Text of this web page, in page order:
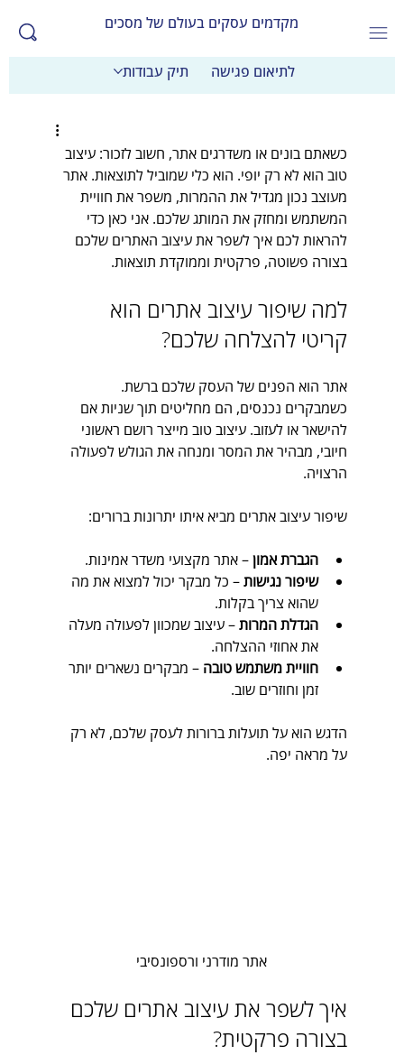
מקדמים עסקים בעולם של מסכים
לתיאום פגישה תיק עבודות
כשאתם בונים או משדרגים אתר, חשוב לזכור: עיצוב
טוב הוא לא רק יופי. הוא כלי שמוביל לתוצאות. אתר
מעוצב נכון מגדיל את ההמרות, משפר את חוויית
המשתמש ומחזק את המותג שלכם. אני כאן כדי
להראות לכם איך לשפר את עיצוב האתרים שלכם
בצורה פשוטה, פרקטית וממוקדת תוצאות.
למה שיפור עיצוב אתרים הוא
קריטי להצלחה שלכם?
אתר הוא הפנים של העסק שלכם ברשת.
כשמבקרים נכנסים, הם מחליטים תוך שניות אם
להישאר או לעזוב. עיצוב טוב מייצר רושם ראשוני
חיובי, מבהיר את המסר ומנחה את הגולש לפעולה
הרצויה.
שיפור עיצוב אתרים מביא איתו יתרונות ברורים:
הגברת אמון – אתר מקצועי משדר אמינות.
שיפור נגישות – כל מבקר יכול למצוא את מה
שהוא צריך בקלות.
הגדלת המרות – עיצוב שמכוון לפעולה מעלה
את אחוזי ההצלחה.
חוויית משתמש טובה – מבקרים נשארים יותר
זמן וחוזרים שוב.
הדגש הוא על תועלות ברורות לעסק שלכם, לא רק
על מראה יפה.
אתר מודרני ורספונסיבי
איך לשפר את עיצוב אתרים שלכם
בצורה פרקטית?